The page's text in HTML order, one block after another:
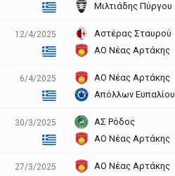
Μιλτιάδης Πύργου
12/4/2025
Αστέρας Σταυρού
ΑΟ Νέας Αρτάκης
6/4/2025
ΑΟ Νέας Αρτάκης
Απόλλων Ευπαλίου
30/3/2025
ΑΣ Ρόδος
ΑΟ Νέας Αρτάκης
27/3/2025
ΑΟ Νέας Αρτάκης